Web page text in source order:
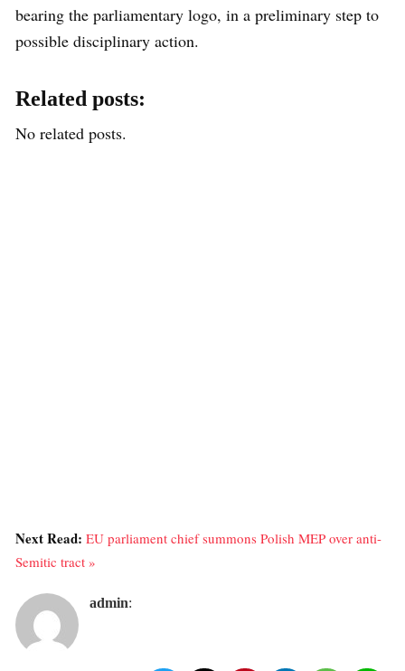
bearing the parliamentary logo, in a preliminary step to
possible disciplinary action.
Related posts:
No related posts.
Next Read: EU parliament chief summons Polish MEP over anti-
Semitic tract »
admin: